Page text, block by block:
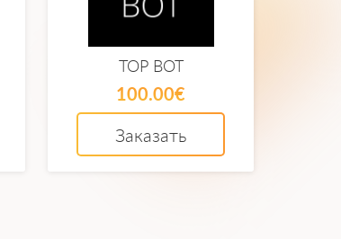
TOP BOT
100.00€
Заказать